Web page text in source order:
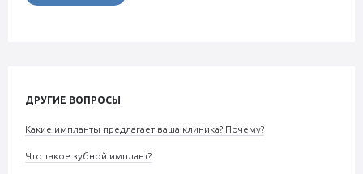
ДРУГИЕ ВОПРОСЫ
Какие импланты предлагает ваша клиника? Почему?
Что такое зубной имплант?